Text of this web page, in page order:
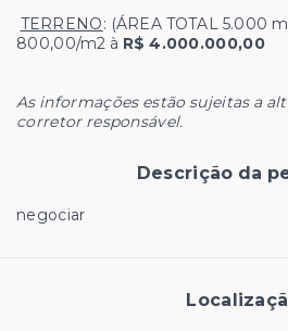
TERRENO: (ÁREA TOTAL 5.000
800,00/m2 à R$ 4.000.000,00
As informações estão sujeitas a
corretor responsável.
Descrição da
negociar